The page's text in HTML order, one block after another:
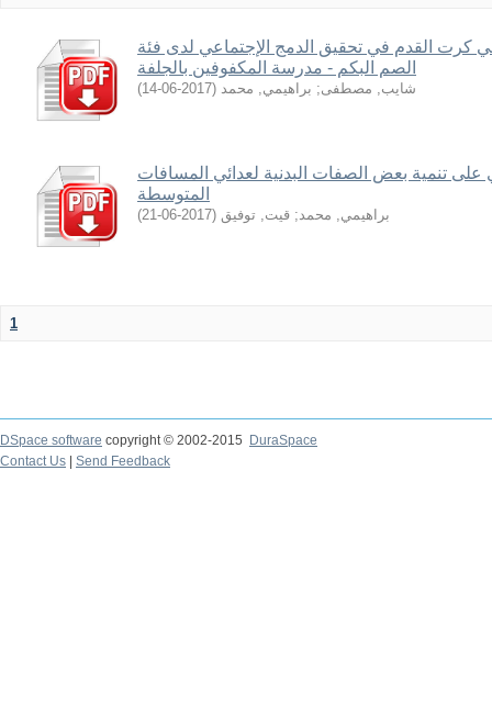
كرت القدم في تحقيق الدمج الإجتماعي لدى فئة
الصم البكم - مدرسة المكفوفين بالجلفة
شايب, مصطفى; براهيمي, محمد (
2017-06-14
)
على تنمية بعض الصفات البدنية لعدائي المسافات
المتوسطة
براهيمي, محمد; قيت, توفيق (
2017-06-21
)
1
DSpace software copyright © 2002-2015
DuraSpace
Contact Us
Send Feedback